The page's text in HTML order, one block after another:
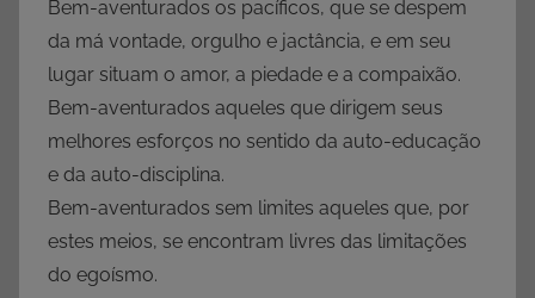
Bem-aventurados os pacíficos, que se despem
da má vontade, orgulho e jactância, e em seu
lugar situam o amor, a piedade e a compaixão.
Bem-aventurados aqueles que dirigem seus
melhores esforços no sentido da auto-educação
e da auto-disciplina.
Bem-aventurados sem limites aqueles que, por
estes meios, se encontram livres das limitações
do egoísmo.